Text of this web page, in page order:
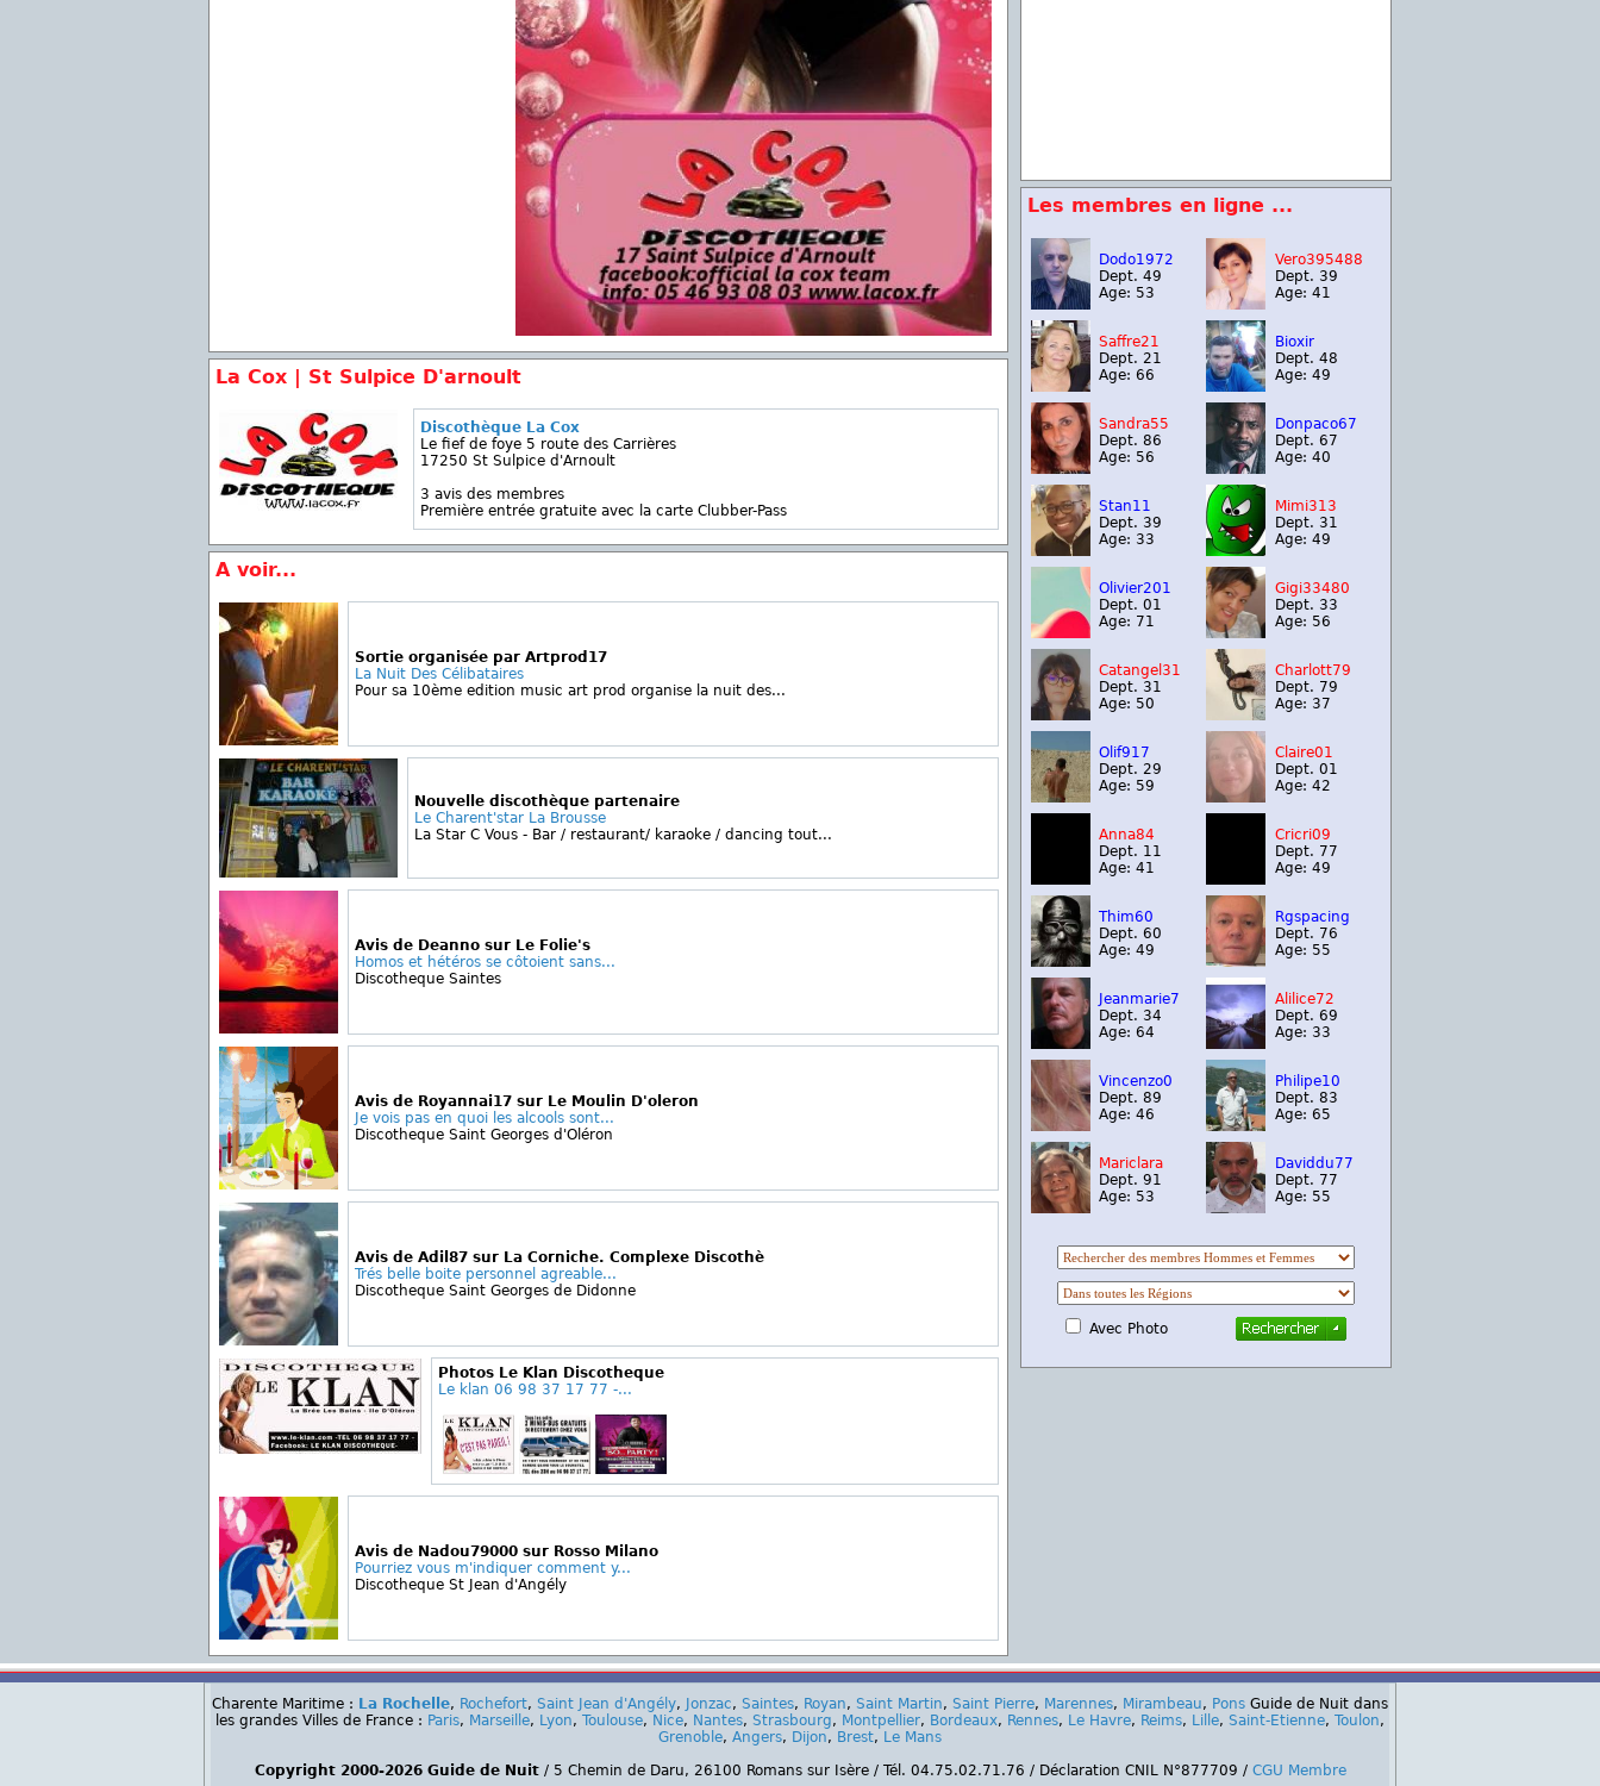
La Cox | St Sulpice D'arnoult
Discothèque La Cox
Le fief de foye 5 route des Carrières
17250 St Sulpice d'Arnoult
3 avis des membres
Première entrée gratuite avec la carte Clubber-Pass
A voir...
Sortie organisée par Artprod17
La Nuit Des Célibataires
Pour sa 10ème edition music art prod organise la nuit des...
Nouvelle discothèque partenaire
Le Charent'star La Brousse
La Star C Vous - Bar / restaurant/ karaoke / dancing tout...
Avis de Deanno sur Le Folie's
Homos et hétéros se côtoient sans...
Discotheque Saintes
Avis de Royannai17 sur Le Moulin D'oleron
Je vois pas en quoi les alcools sont...
Discotheque Saint Georges d'Oléron
Avis de Adil87 sur La Corniche. Complexe Discothè
Trés belle boite personnel agreable...
Discotheque Saint Georges de Didonne
Photos Le Klan Discotheque
Le klan 06 98 37 17 77 -...
Avis de Nadou79000 sur Rosso Milano
Pourriez vous m'indiquer comment y...
Discotheque St Jean d'Angély
Les membres en ligne ...
Dodo1972
Dept. 49
Age: 53
Vero395488
Dept. 39
Age: 41
Saffre21
Dept. 21
Age: 66
Bioxir
Dept. 48
Age: 49
Sandra55
Dept. 86
Age: 56
Donpaco67
Dept. 67
Age: 40
Stan11
Dept. 39
Age: 33
Mimi313
Dept. 31
Age: 49
Olivier201
Dept. 01
Age: 71
Gigi33480
Dept. 33
Age: 56
Catangel31
Dept. 31
Age: 50
Charlott79
Dept. 79
Age: 37
Olif917
Dept. 29
Age: 59
Claire01
Dept. 01
Age: 42
Anna84
Dept. 11
Age: 41
Cricri09
Dept. 77
Age: 49
Thim60
Dept. 60
Age: 49
Rgspacing
Dept. 76
Age: 55
Jeanmarie7
Dept. 34
Age: 64
Alilice72
Dept. 69
Age: 33
Vincenzo0
Dept. 89
Age: 46
Philipe10
Dept. 83
Age: 65
Mariclara
Dept. 91
Age: 53
Daviddu77
Dept. 77
Age: 55
Avec Photo
Charente Maritime : La Rochelle, Rochefort, Saint Jean d'Angély, Jonzac, Saintes, Royan, Saint Martin, Saint Pierre, Marennes, Mirambeau, Pons Guide de Nuit dans
les grandes Villes de France : Paris, Marseille, Lyon, Toulouse, Nice, Nantes, Strasbourg, Montpellier, Bordeaux, Rennes, Le Havre, Reims, Lille, Saint-Etienne, Toulon,
Grenoble, Angers, Dijon, Brest, Le Mans
Copyright 2000-2026 Guide de Nuit/ 5 Chemin de Daru, 26100 Romans sur Isère / Tél. 04.75.02.71.76 / Déclaration CNIL N°877709 / CGU Membre